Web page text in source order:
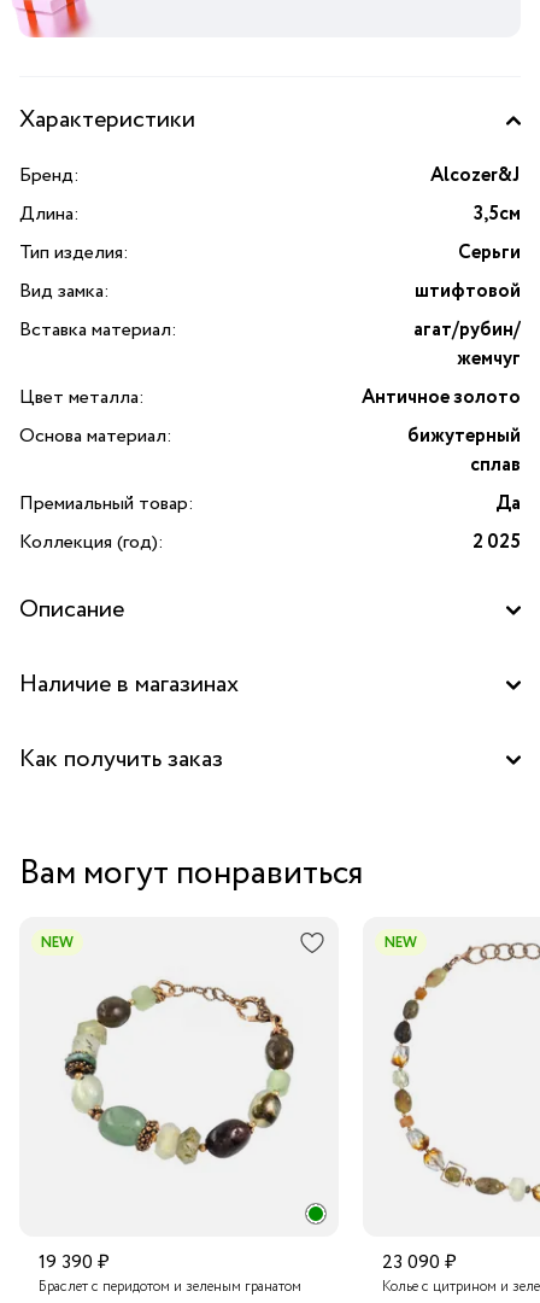
Характеристики
Бренд:
Alcozer&J
Длина:
3,5см
Тип изделия:
Серьги
Вид замка:
штифтовой
Вставка материал:
агат/рубин/
жемчуг
Цвет металла:
Античное золото
Основа материал:
бижутерный
сплав
Премиальный товар:
Да
Коллекция (год):
2 025
Описание
Наличие в магазинах
Бутик "La Nature" в ТЦ "Калужский", Москва
Как получить заказ
Курьером за 1-2 дня
В пункт выдачи заказов Boxberry
Транспортной компанией по России
Подробнее о сроках доставки
Вам могут понравиться
NEW
19 390 ₽
Браслет с перидотом и зеленым гранатом
NEW
23 090 ₽
Колье с цитрином и